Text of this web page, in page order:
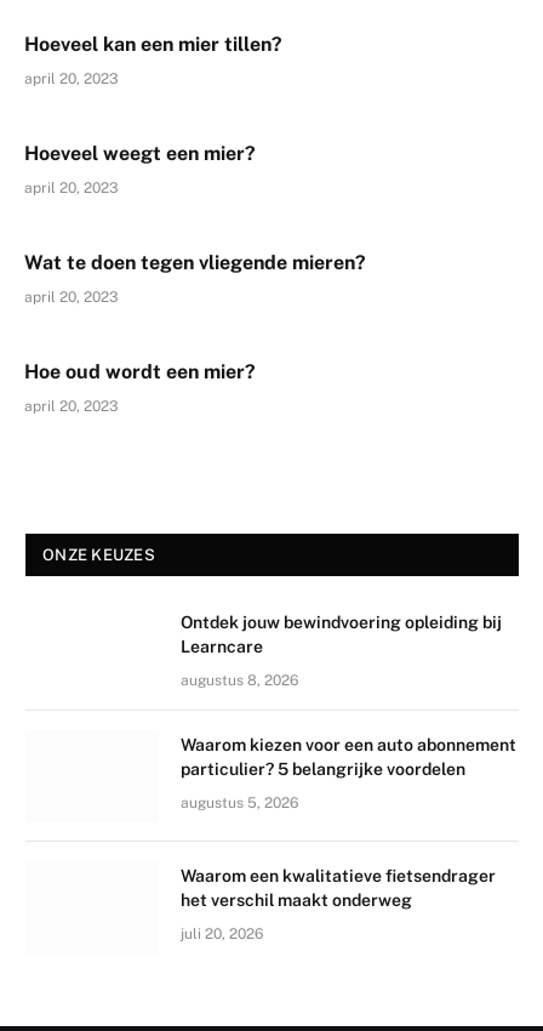
Hoeveel kan een mier tillen?
april 20, 2023
Hoeveel weegt een mier?
april 20, 2023
Wat te doen tegen vliegende mieren?
april 20, 2023
Hoe oud wordt een mier?
april 20, 2023
ONZE KEUZES
Ontdek jouw bewindvoering opleiding bij
Learncare
augustus 8, 2026
Waarom kiezen voor een auto abonnement
particulier? 5 belangrijke voordelen
augustus 5, 2026
Waarom een kwalitatieve fietsendrager
het verschil maakt onderweg
juli 20, 2026